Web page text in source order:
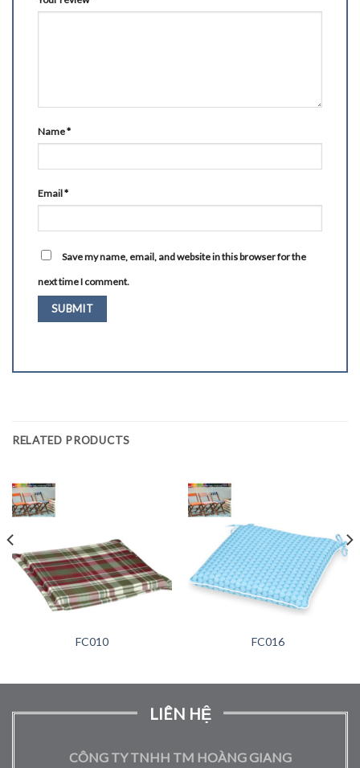
Name*
Email*
Save my name, email, and website in this browser for the
next time I comment.
RELATED PRODUCTS
FC010 FC016
LIÊN HỆ
CÔNG TY TNHH TM HOÀNG GIANG